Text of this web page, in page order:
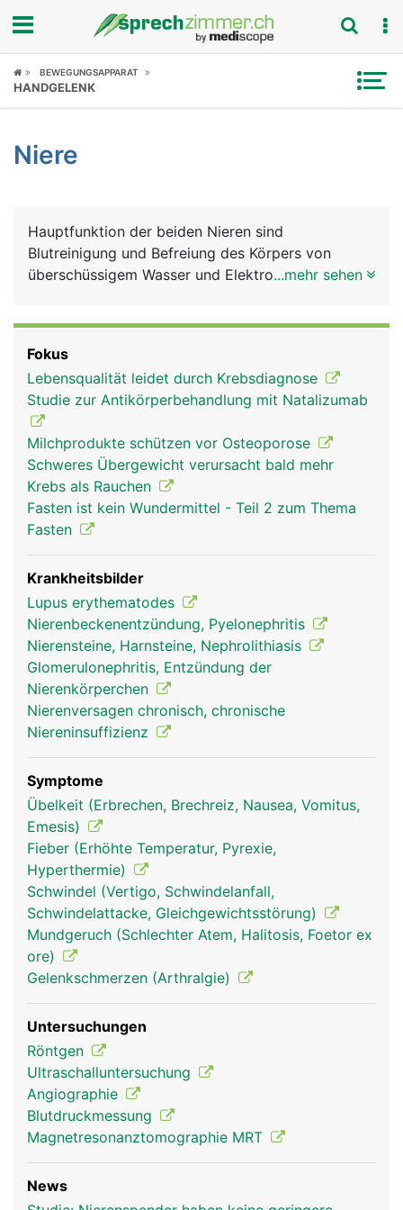
Fokus
Symptome
News
Rubriken
BEWEGUNGSAPPARAT
HANDGELENK
Niere
Hauptfunktion der beiden Nieren sind
Blutreinigung und Befreiung des Körpers von
überschüssigem Wasser und Elektrolyten. Weitere
...mehr sehen
Fokus
Lebensqualität leidet durch Krebsdiagnose
Studie zur Antikörperbehandlung mit Natalizumab
Milchprodukte schützen vor Osteoporose
Schweres Übergewicht verursacht bald mehr
Krebs als Rauchen
Fasten ist kein Wundermittel - Teil 2 zum Thema
Fasten
Krankheitsbilder
Lupus erythematodes
Nierenbeckenentzündung, Pyelonephritis
Nierensteine, Harnsteine, Nephrolithiasis
Glomerulonephritis, Entzündung der
Nierenkörperchen
Nierenversagen chronisch, chronische
Niereninsuffizienz
Symptome
Übelkeit (Erbrechen, Brechreiz, Nausea, Vomitus,
Emesis)
Fieber (Erhöhte Temperatur, Pyrexie,
Hyperthermie)
Schwindel (Vertigo, Schwindelanfall,
Schwindelattacke, Gleichgewichtsstörung)
Mundgeruch (Schlechter Atem, Halitosis, Foetor ex
ore)
Gelenkschmerzen (Arthralgie)
Untersuchungen
Röntgen
Ultraschalluntersuchung
Angiographie
Blutdruckmessung
Magnetresonanztomographie MRT
News